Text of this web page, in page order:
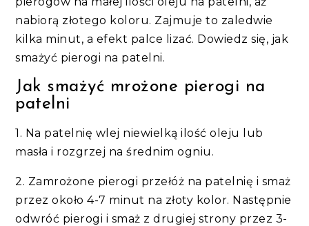
nabiorą złotego koloru. Zajmuje to zaledwie
kilka minut, a efekt palce lizać. Dowiedz się, jak
smażyć pierogi na patelni.
Jak smażyć mrożone pierogi na
patelni
1. Na patelnię wlej niewielką ilość oleju lub
masła i rozgrzej na średnim ogniu.
2. Zamrożone pierogi przełóż na patelnię i smaż
przez około 4-7 minut na złoty kolor. Następnie
odwróć pierogi i smaż z drugiej strony przez 3-